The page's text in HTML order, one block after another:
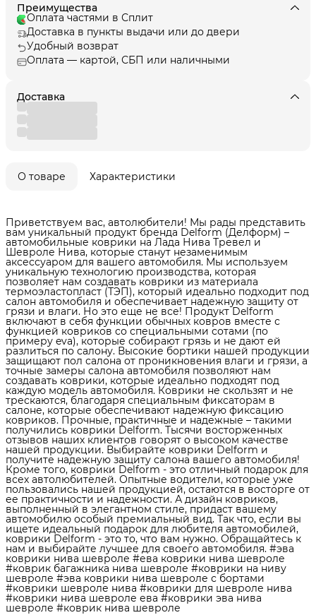
Преимущества
Оплата частями в Сплит
Доставка в пункты выдачи или до двери
Удобный возврат
Оплата — картой, СБП или наличными
Доставка
О товаре Характеристики
Приветствуем вас, автолюбители! Мы рады представить
вам уникальный продукт бренда Delform (Делформ) –
автомобильные коврики на Лада Нива Тревел и
Шевроле Нива, которые станут незаменимым
аксессуаром для вашего автомобиля. Мы используем
уникальную технологию производства, которая
позволяет нам создавать коврики из материала
термоэластопласт (ТЭП), который идеально подходит под
салон автомобиля и обеспечивает надежную защиту от
грязи и влаги. Но это еще не все! Продукт Delform
включают в себя функции обычных ковров вместе с
функцией ковриков со специальными сотами (по
примеру eva), которые собирают грязь и не дают ей
разлиться по салону. Высокие бортики нашей продукции
защищают пол салона от проникновения влаги и грязи, а
точные замеры салона автомобиля позволяют нам
создавать коврики, которые идеально подходят под
каждую модель автомобиля. Коврики не скользят и не
трескаются, благодаря специальным фиксаторам в
салоне, которые обеспечивают надежную фиксацию
ковриков. Прочные, практичные и надежные – такими
получились коврики Delform. Тысячи восторженных
отзывов наших клиентов говорят о высоком качестве
нашей продукции. Выбирайте коврики Delform и
получите надежную защиту салона вашего автомобиля!
Кроме того, коврики Delform - это отличный подарок для
всех автолюбителей. Опытные водители, которые уже
пользовались нашей продукцией, остаются в восторге от
ее практичности и надежности. А дизайн ковриков,
выполненный в элегантном стиле, придаст вашему
автомобилю особый премиальный вид. Так что, если вы
ищете идеальный подарок для любителя автомобилей,
коврики Delform - это то, что вам нужно. Обращайтесь к
нам и выбирайте лучшее для своего автомобиля. #эва
коврики нива шевроле #ева коврики нива шевроле
#коврик багажника нива шевроле #коврики на ниву
шевроле #эва коврики нива шевроле с бортами
#коврики шевроле нива #коврики для шевроле нива
#коврики нива шевроле ева #коврики эва нива
шевроле #коврик нива шевроле